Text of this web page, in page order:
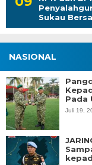
Sukau
NASIONAL
Pada
Juli 19,